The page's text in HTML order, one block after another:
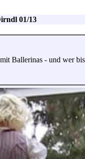
01/13
Ballerinas - und wer